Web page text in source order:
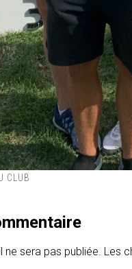
CLUB
sera pas publiée. Les